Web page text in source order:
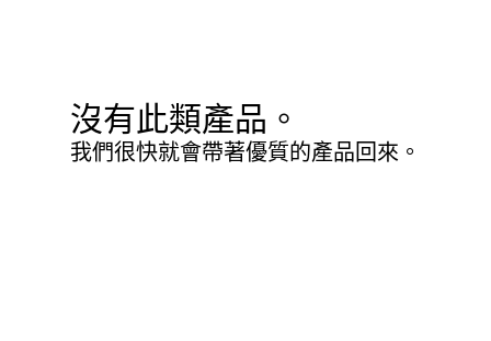
沒有此類產品。
我們很快就會帶著優質的產品回來。